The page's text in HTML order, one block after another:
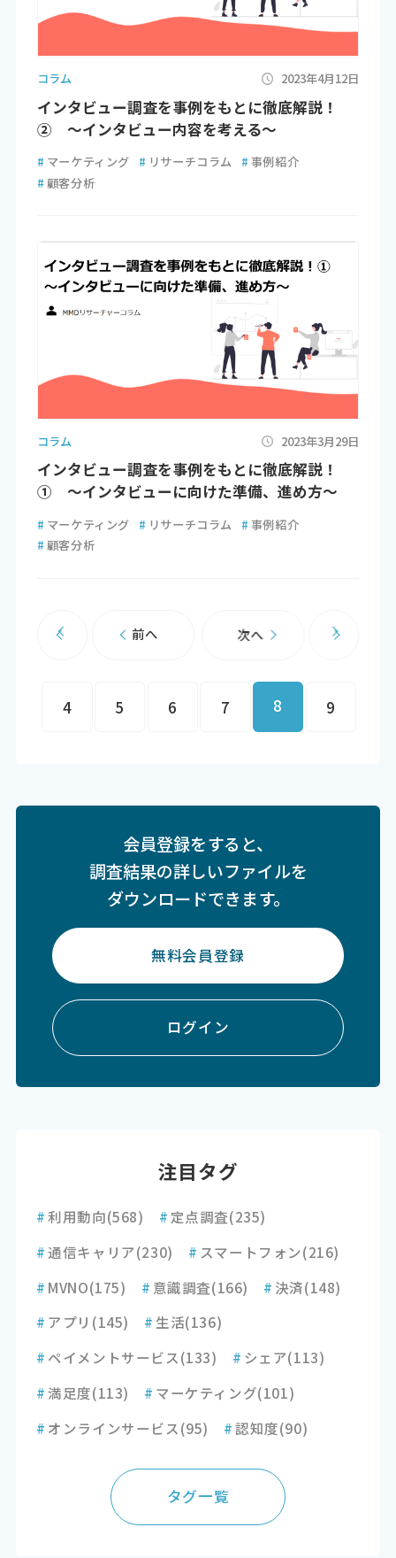
コラム 2023年4月12日
インタビュー調査を事例をもとに徹底解説！
② ～インタビュー内容を考える～
# マーケティング # リサーチコラム # 事例紹介
# 顧客分析
コラム 2023年3月29日
インタビュー調査を事例をもとに徹底解説！
① ～インタビューに向けた準備、進め方～
# マーケティング # リサーチコラム # 事例紹介
# 顧客分析
前へ
4 5 6 7 8 9
次へ
会員登録をすると、
調査結果の詳しいファイルを
ダウンロードできます。
無料会員登録
ログイン
注目タグ
#利用動向(568) # 定点調査(235)
#通信キャリア(230) # スマートフォン(216)
# MVNO(175) # 意識調査(166) # 決済(148)
# アプリ (145) # 生活(136)
# ペイメントサービス(133) # シェア(113)
#満足度(113) # マーケティング(101)
# オンラインサービス(95) #認知度(90)
タグ一覧